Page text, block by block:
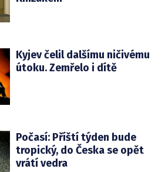
Kyjev čelil dalšímu ničivému
útoku. Zemřelo i dítě
Počasí: Příští týden bude
tropický, do Česka se opět
vrátí vedra